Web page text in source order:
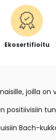
Ekosertifioitu
joilla
positiivisiin
Bach-